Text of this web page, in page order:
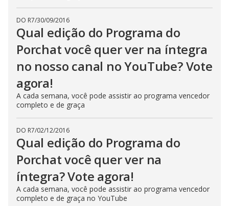
DO R7/30/09/2016
Qual edição do Programa do
Porchat você quer ver na íntegra
no nosso canal no YouTube? Vote
agora!
A cada semana, você pode assistir ao programa vencedor
completo e de graça
DO R7/02/12/2016
Qual edição do Programa do
Porchat você quer ver na
íntegra? Vote agora!
A cada semana, você pode assistir ao programa vencedor
completo e de graça no YouTube